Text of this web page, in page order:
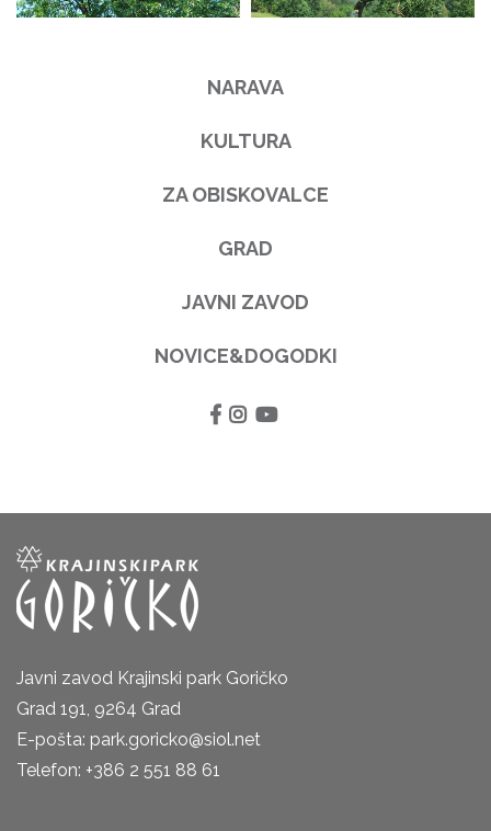
NARAVA
KULTURA
ZA OBISKOVALCE
GRAD
JAVNI ZAVOD
NOVICE&DOGODKI
Javni zavod Krajinski park Goričko
Grad 191, 9264 Grad
E-pošta: park.goricko@siol.net
Telefon: +386 2 551 88 61